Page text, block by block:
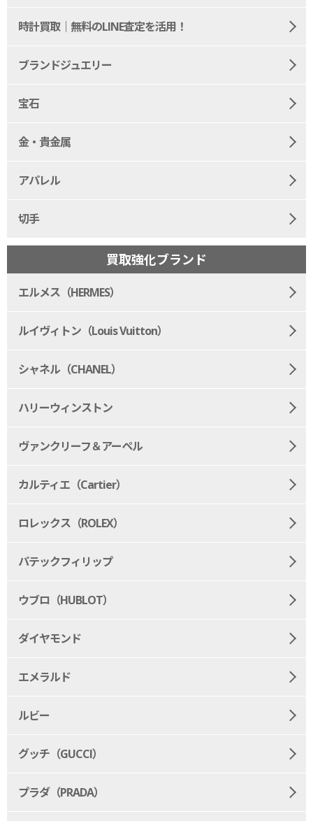
時計買取｜無料のLINE査定を活用！
ブランドジュエリー
宝石
金・貴金属
アパレル
切手
買取強化ブランド
エルメス（HERMES）
ルイヴィトン（Louis Vuitton）
シャネル（CHANEL）
ハリーウィンストン
ヴァンクリーフ＆アーペル
カルティエ（Cartier）
ロレックス（ROLEX）
パテックフィリップ
ウブロ（HUBLOT）
ダイヤモンド
エメラルド
ルビー
グッチ（GUCCI）
プラダ（PRADA）